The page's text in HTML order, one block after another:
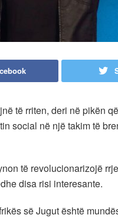
të rriten, deri në pikën
social në një takim të
të revolucionarizojë
disa risi interesante.
së Jugut është